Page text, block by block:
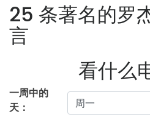
25 条著名的罗
言
看什么
一周中的
天：